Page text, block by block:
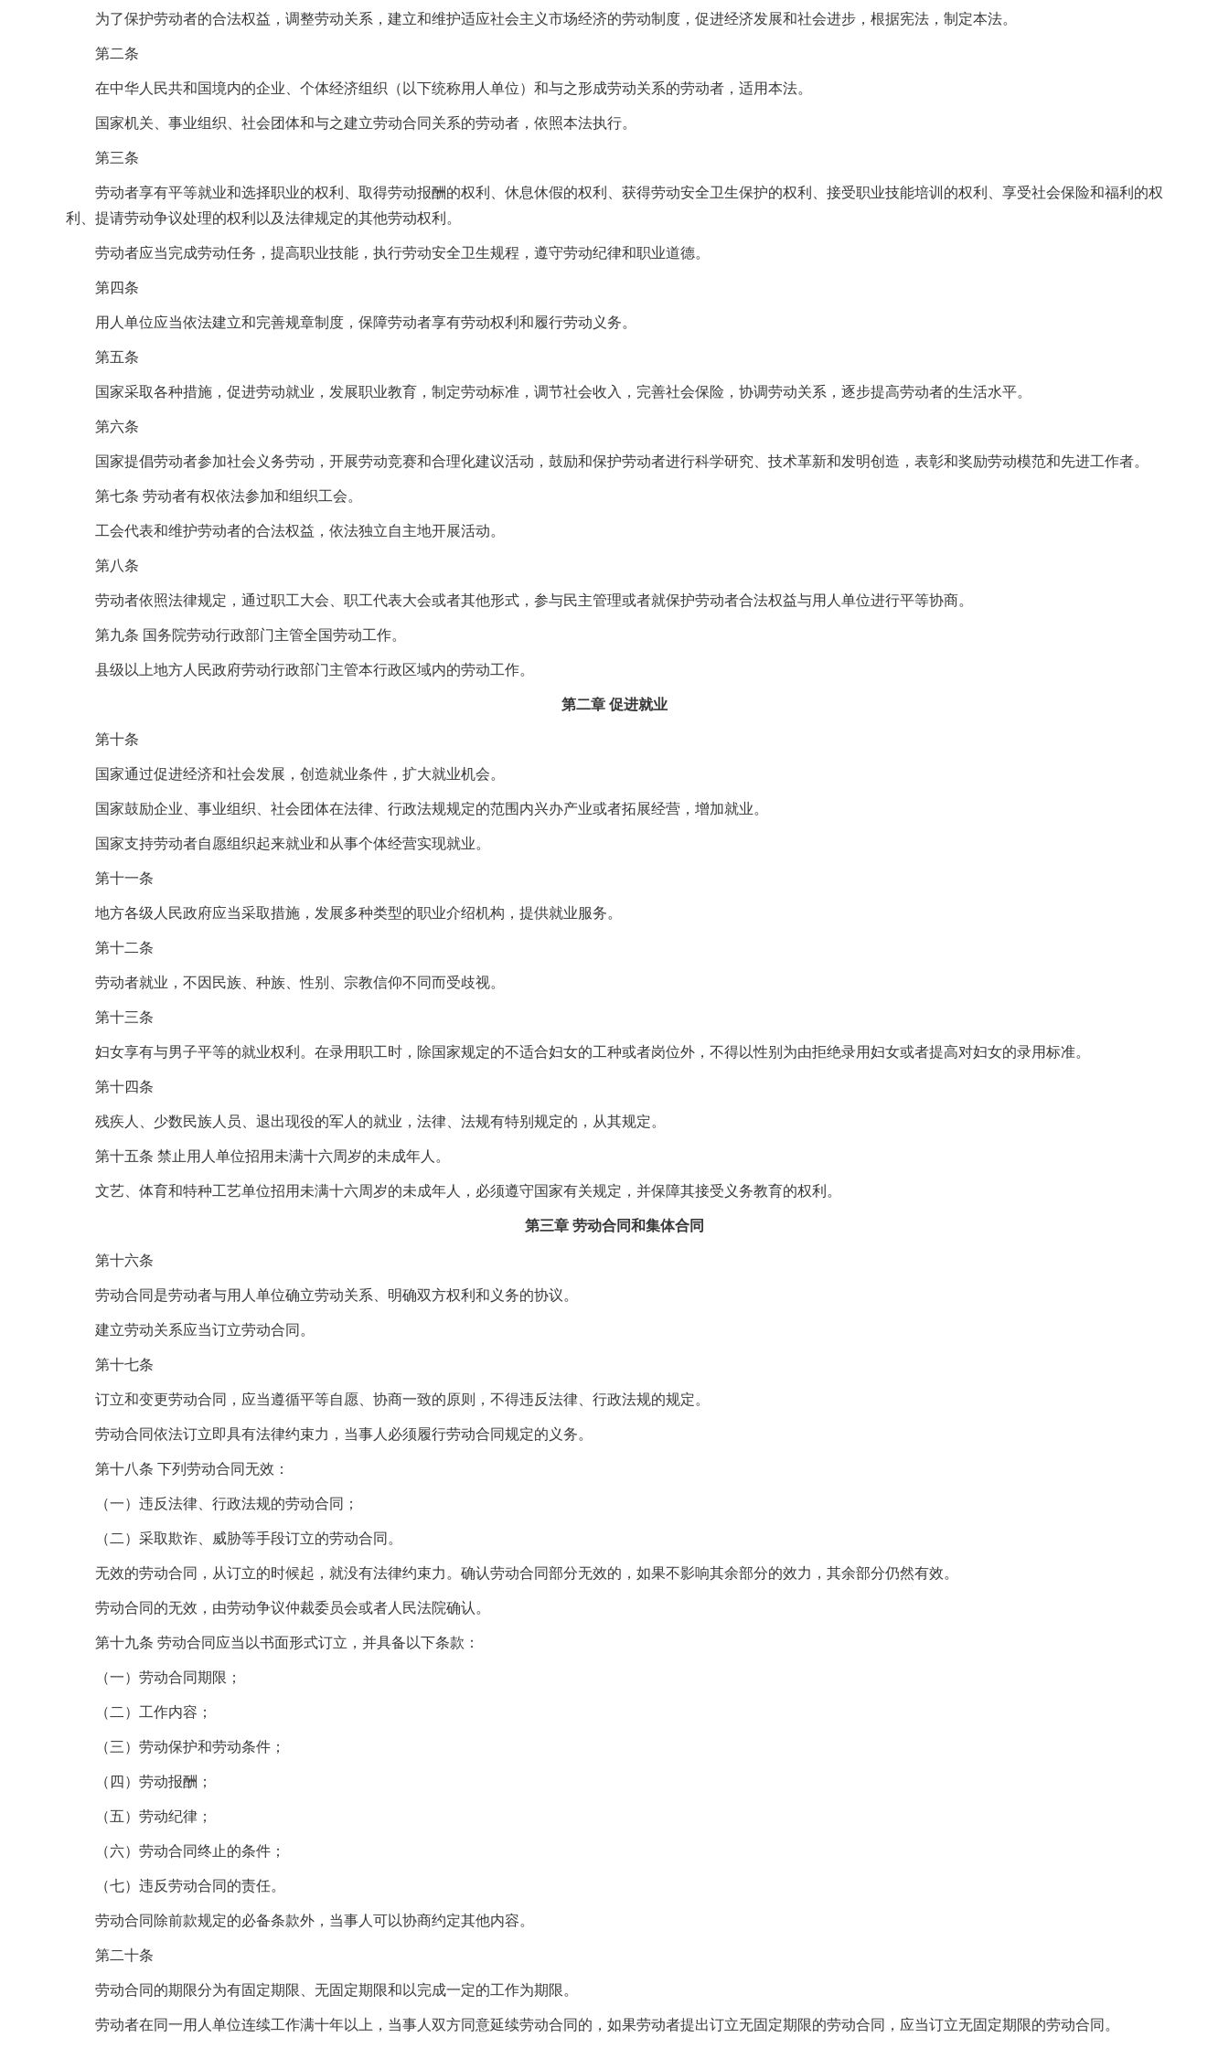
为了保护劳动者的合法权益，调整劳动关系，建立和维护适应社会主义市场经济的劳动制度，促进经济发展和社会进步，根据宪法，制定本法。
第二条
在中华人民共和国境内的企业、个体经济组织（以下统称用人单位）和与之形成劳动关系的劳动者，适用本法。
国家机关、事业组织、社会团体和与之建立劳动合同关系的劳动者，依照本法执行。
第三条
劳动者享有平等就业和选择职业的权利、取得劳动报酬的权利、休息休假的权利、获得劳动安全卫生保护的权利、接受职业技能培训的权利、享受社会保险和福利的权
利、提请劳动争议处理的权利以及法律规定的其他劳动权利。
劳动者应当完成劳动任务，提高职业技能，执行劳动安全卫生规程，遵守劳动纪律和职业道德。
第四条
用人单位应当依法建立和完善规章制度，保障劳动者享有劳动权利和履行劳动义务。
第五条
国家采取各种措施，促进劳动就业，发展职业教育，制定劳动标准，调节社会收入，完善社会保险，协调劳动关系，逐步提高劳动者的生活水平。
第六条
国家提倡劳动者参加社会义务劳动，开展劳动竞赛和合理化建议活动，鼓励和保护劳动者进行科学研究、技术革新和发明创造，表彰和奖励劳动模范和先进工作者。
第七条 劳动者有权依法参加和组织工会。
工会代表和维护劳动者的合法权益，依法独立自主地开展活动。
第八条
劳动者依照法律规定，通过职工大会、职工代表大会或者其他形式，参与民主管理或者就保护劳动者合法权益与用人单位进行平等协商。
第九条 国务院劳动行政部门主管全国劳动工作。
县级以上地方人民政府劳动行政部门主管本行政区域内的劳动工作。
第二章 促进就业
第十条
国家通过促进经济和社会发展，创造就业条件，扩大就业机会。
国家鼓励企业、事业组织、社会团体在法律、行政法规规定的范围内兴办产业或者拓展经营，增加就业。
国家支持劳动者自愿组织起来就业和从事个体经营实现就业。
第十一条
地方各级人民政府应当采取措施，发展多种类型的职业介绍机构，提供就业服务。
第十二条
劳动者就业，不因民族、种族、性别、宗教信仰不同而受歧视。
第十三条
妇女享有与男子平等的就业权利。在录用职工时，除国家规定的不适合妇女的工种或者岗位外，不得以性别为由拒绝录用妇女或者提高对妇女的录用标准。
第十四条
残疾人、少数民族人员、退出现役的军人的就业，法律、法规有特别规定的，从其规定。
第十五条 禁止用人单位招用未满十六周岁的未成年人。
文艺、体育和特种工艺单位招用未满十六周岁的未成年人，必须遵守国家有关规定，并保障其接受义务教育的权利。
第三章 劳动合同和集体合同
第十六条
劳动合同是劳动者与用人单位确立劳动关系、明确双方权利和义务的协议。
建立劳动关系应当订立劳动合同。
第十七条
订立和变更劳动合同，应当遵循平等自愿、协商一致的原则，不得违反法律、行政法规的规定。
劳动合同依法订立即具有法律约束力，当事人必须履行劳动合同规定的义务。
第十八条 下列劳动合同无效：
（一）违反法律、行政法规的劳动合同；
（二）采取欺诈、威胁等手段订立的劳动合同。
无效的劳动合同，从订立的时候起，就没有法律约束力。确认劳动合同部分无效的，如果不影响其余部分的效力，其余部分仍然有效。
劳动合同的无效，由劳动争议仲裁委员会或者人民法院确认。
第十九条 劳动合同应当以书面形式订立，并具备以下条款：
（一）劳动合同期限；
（二）工作内容；
（三）劳动保护和劳动条件；
（四）劳动报酬；
（五）劳动纪律；
（六）劳动合同终止的条件；
（七）违反劳动合同的责任。
劳动合同除前款规定的必备条款外，当事人可以协商约定其他内容。
第二十条
劳动合同的期限分为有固定期限、无固定期限和以完成一定的工作为期限。
劳动者在同一用人单位连续工作满十年以上，当事人双方同意延续劳动合同的，如果劳动者提出订立无固定期限的劳动合同，应当订立无固定期限的劳动合同。